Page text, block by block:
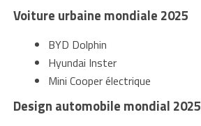
Voiture urbaine mondiale 2025
BYD Dolphin
Hyundai Inster
Mini Cooper électrique
Design automobile mondial 2025